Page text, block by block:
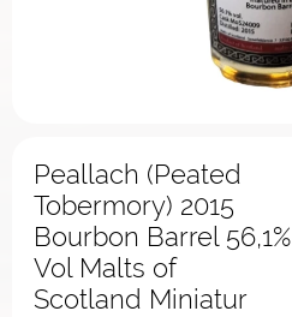
Peallach (Peated
Tobermory) 2015
Bourbon Barrel 56,1%
Vol Malts of
Scotland Miniatur